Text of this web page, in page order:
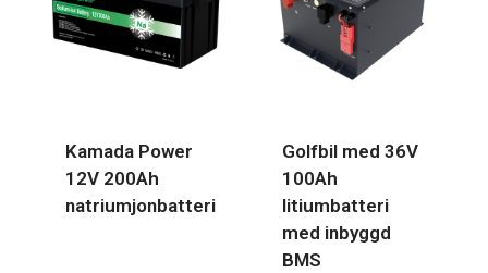
Kamada Power
12V 200Ah
natriumjonbatteri
Golfbil med 36V
100Ah
litiumbatteri
med inbyggd
BMS